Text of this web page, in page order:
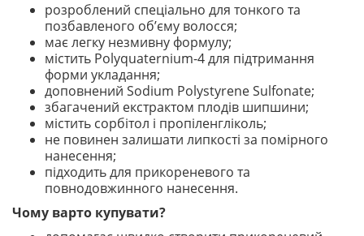
розроблений спеціально для тонкого та
позбавленого об’єму волосся;
має легку незмивну формулу;
містить Polyquaternium-4 для підтримання
форми укладання;
доповнений Sodium Polystyrene Sulfonate;
збагачений екстрактом плодів шипшини;
містить сорбітол і пропіленгліколь;
не повинен залишати липкості за помірного
нанесення;
підходить для прикореневого та
повнодовжинного нанесення.
Чому варто купувати?